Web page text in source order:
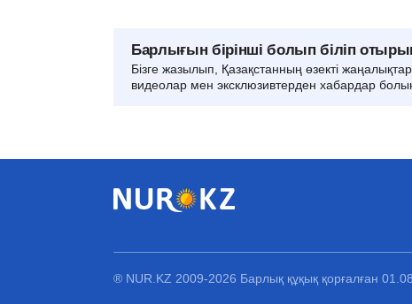
Барлығын бірінші болып біліп
Бізге жазылып, Қазақстанның өзекті
видеолар мен эксклюзивтерден хабардар
® NUR.KZ 2009-2026 Барлық құқық қорғалған